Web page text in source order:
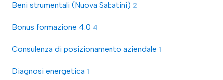
Beni strumentali (Nuova Sabatini) 2
Bonus formazione 4.0 4
Consulenza di posizionamento aziendale 1
Diagnosi energetica 1